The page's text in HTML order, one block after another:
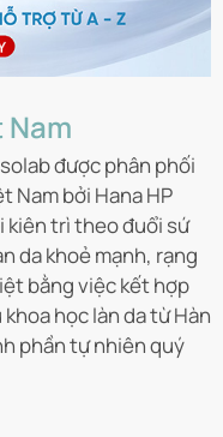
Nam
được phân phối
Nam bởi Hana HP
kiên trì theo đuổi sứ
da khoẻ mạnh, rạng
bằng việc kết hợp
học làn da từ Hàn
phần tự nhiên quý